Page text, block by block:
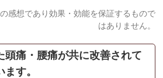
感想であり効果・効能を保証するもので
はありません。
頭痛・腰痛が共に改善されて
す。